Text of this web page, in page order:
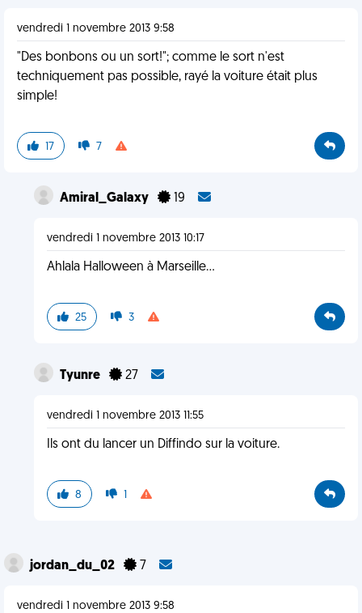
vendredi 1 novembre 2013 9:58
"Des bonbons ou un sort!"; comme le sort n'est
techniquement pas possible, rayé la voiture était plus
simple!
17 7
Amiral_Galaxy 19
vendredi 1 novembre 2013 10:17
Ahlala Halloween à Marseille...
25 3
Tyunre 27
vendredi 1 novembre 2013 11:55
Ils ont du lancer un Diffindo sur la voiture.
8 1
jordan_du_02 7
vendredi 1 novembre 2013 9:58